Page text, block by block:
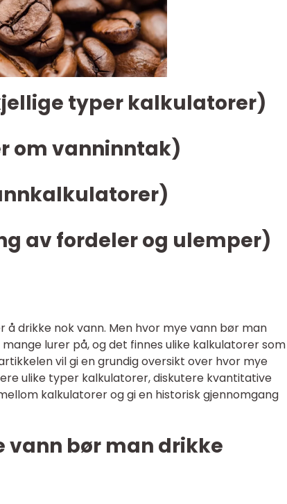
typer kalkulatorer)
om vanninntak)
av fordeler og ulemper)
drikke nok vann. Men hvor mye vann bør man
lurer på, og det finnes ulike kalkulatorer som
vil gi en grundig oversikt over hvor mye
ulike typer kalkulatorer, diskutere kvantitative
kalkulatorer og gi en historisk gjennomgang
vann bør man drikke